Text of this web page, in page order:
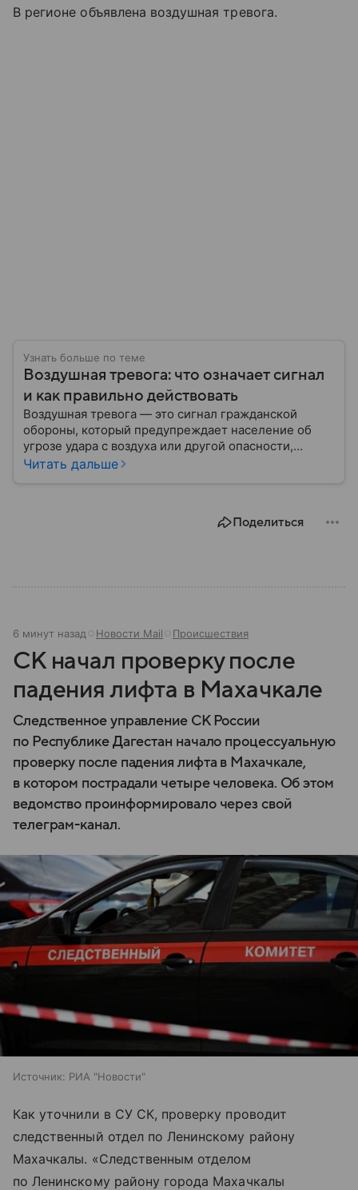
В регионе объявлена воздушная тревога.
Узнать больше по теме
Воздушная тревога: что означает сигнал
и как правильно действовать
Воздушная тревога — это сигнал гражданской
обороны, который предупреждает население об
угрозе удара с воздуха или другой опасности,
требующей немедленного укрытия. В последние
объявления. В материале рассказываем, что
Читать дальше
Поделиться
6 минут назад Новости Mail Происшествия
СК начал проверку после
падения лифта в Махачкале
Следственное управление СК России
по Республике Дагестан начало процессуальную
проверку после падения лифта в Махачкале,
в котором пострадали четыре человека. Об этом
ведомство проинформировало через свой
телеграм-канал.
Источник: РИА "Новости"
Как уточнили в СУ СК, проверку проводит
следственный отдел по Ленинскому району
Махачкалы. «Следственным отделом
по Ленинскому району города Махачкалы